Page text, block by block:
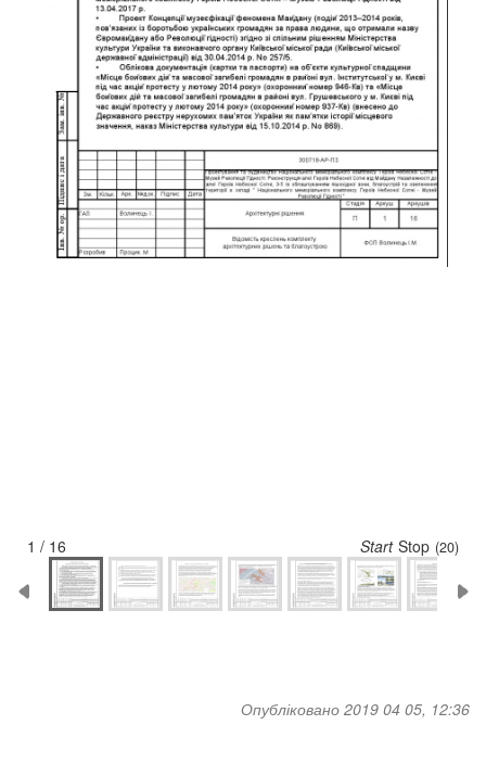
1 / 16 Start Stop (19)
Опубліковано 2019 04 05, 12:36